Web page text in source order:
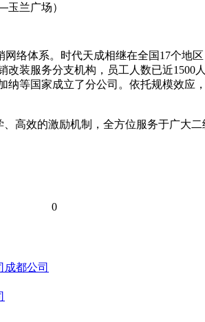
兰广场）
络体系。时代天成相继在全国17个地
装服务分支机构，员工人数已近1500
等国家成立了分公司。依托规模效应
高效的激励机制，全方位服务于广大
成都公司
0